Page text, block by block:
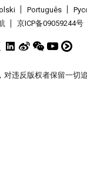
Português
京ICP备09059244号
违反版权者保留一切追